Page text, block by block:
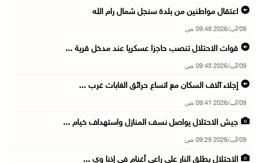
اعتقال مواطنين من بلدة سنجل شمال رام الله
09/آب/2026 09:48 ص
قوات الاحتلال تنصب حاجزا عسكريا عند مدخل قرية ...
09/آب/2026 09:43 ص
إجلاء آلاف السكان مع اتساع حرائق الغابات غرب ...
09/آب/2026 09:41 ص
جيش الاحتلال يواصل نسف المنازل واستهداف خيام ...
09/آب/2026 09:29 ص
الاحتلال يطلق النار على راعي أغنام في إذنا وي ...